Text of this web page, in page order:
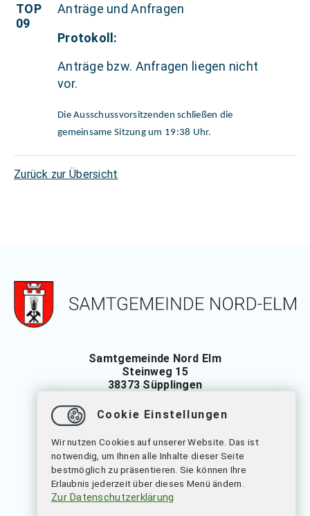
TOP
09
Anträge und Anfragen
Protokoll:
Anträge bzw. Anfragen liegen nicht
vor.
Die Ausschussvorsitzenden schließen die
gemeinsame Sitzung um 19:38 Uhr.
Zurück zur Übersicht
Samtgemeinde Nord Elm
Steinweg 15
38373 Süpplingen
Tel.: 05355 697-0
Fax: 05355 697-13
verwaltung@samtgemeinde-nord-elm.de
Öffnungszeiten
Cookie Einstellungen
Wir nutzen Cookies auf unserer Website. Das ist
notwendig, um Ihnen alle Inhalte dieser Seite
bestmöglich zu präsentieren. Sie können Ihre
Erlaubnis jederzeit über dieses Menü ändern.
Zur Datenschutzerklärung